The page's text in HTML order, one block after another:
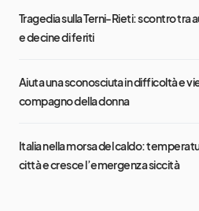
Tragedia sulla Terni-Rieti: scontro tra
e decine di feriti
Aiuta una sconosciuta in difficoltà e
compagno della donna
Italia nella morsa del caldo:
città e cresce l’emergenza siccità